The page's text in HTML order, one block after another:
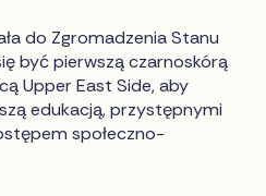
do Zgromadzenia Stanu
być pierwszą czarnoskórą
Upper East Side, aby
edukacją, przystępnymi
społeczno-